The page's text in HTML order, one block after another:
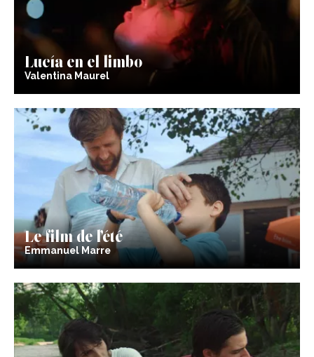
Lucía en el limbo
Valentina Maurel
Le film de l’été
Emmanuel Marre